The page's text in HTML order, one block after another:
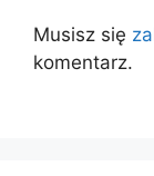
Musisz się
komentarz.